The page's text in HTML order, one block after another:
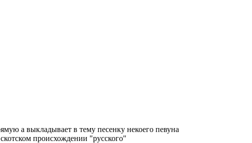
а выкладывает в тему песенку некоего певуна
происхождении "русского"